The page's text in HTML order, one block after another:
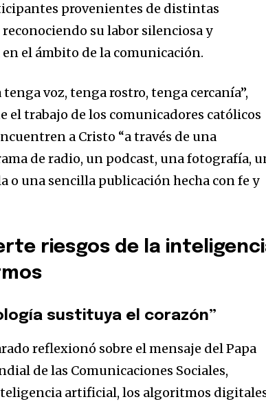
provenientes de distintas
su labor silenciosa y
el ámbito de la comunicación.
voz, tenga rostro, tenga cercanía”,
el trabajo de los comunicadores católicos
a Cristo “a través de una
de radio, un podcast, una fotografía,
o una sencilla publicación hecha con fe y
riesgos de la
sustituya el corazón”
reflexionó sobre el mensaje del Papa
de las Comunicaciones Sociales,
artificial, los algoritmos